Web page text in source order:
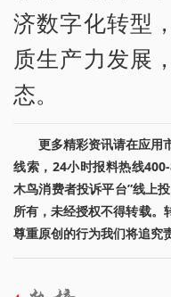
济数字化转型
质生产力发展
态。
更多精彩资讯请在应用
线索，24小时报料热线
木鸟消费者投诉平台”线上
所有，未经授权不得转载
尊重原创的行为我们将追究